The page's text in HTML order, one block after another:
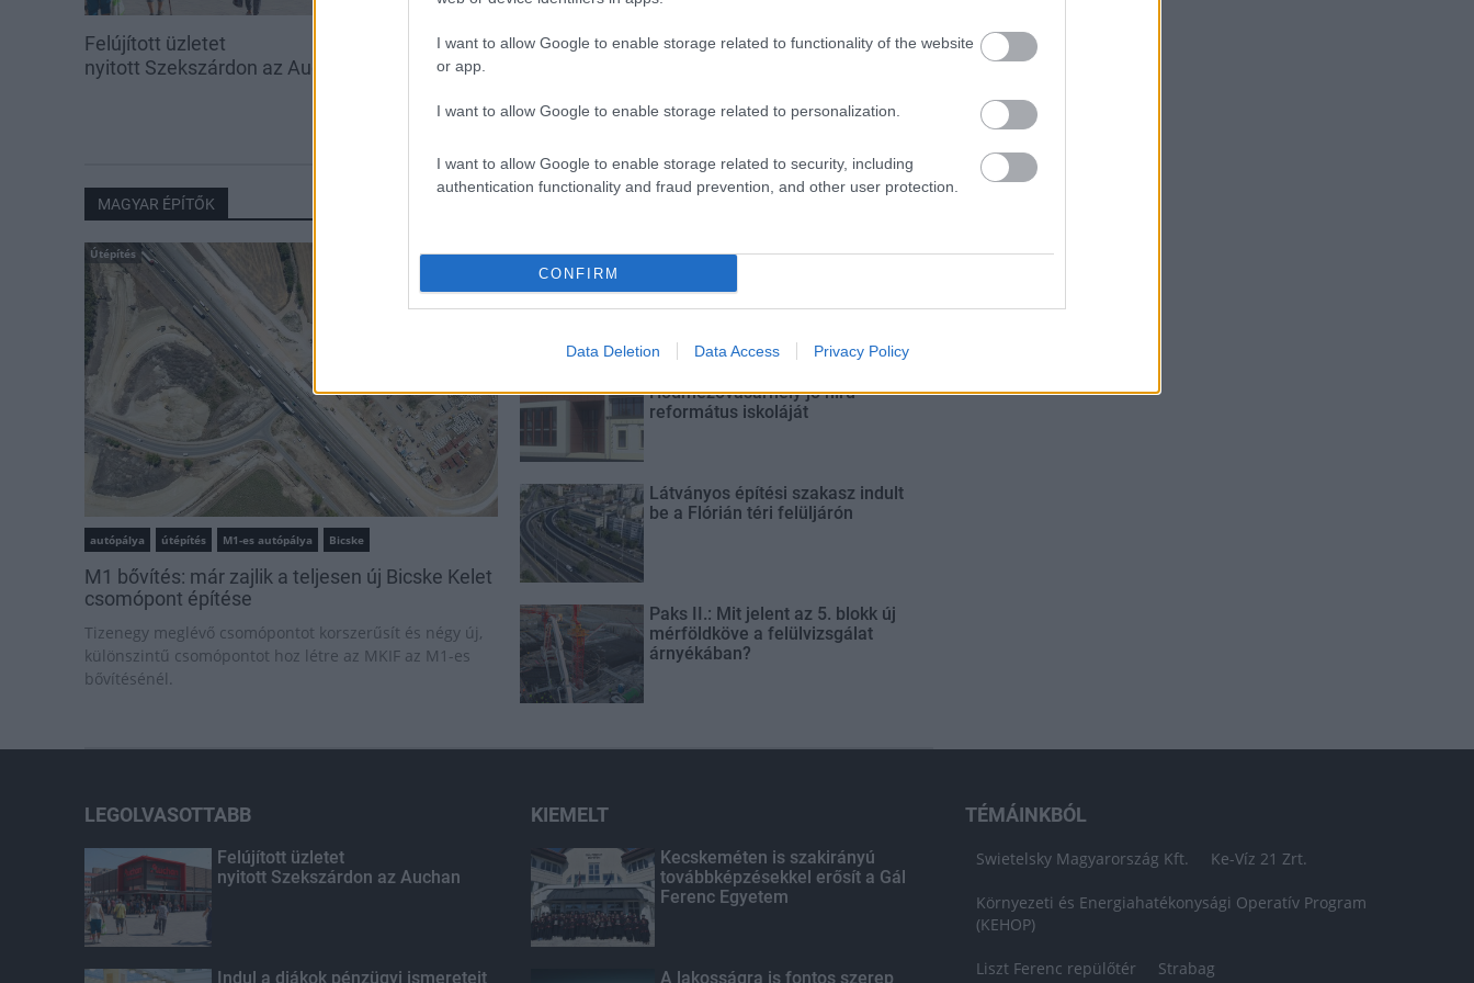
I want to allow Google to enable storage related to functionality of the website
or app.
I want to allow Google to enable storage related to personalization.
I want to allow Google to enable storage related to security, including
authentication functionality and fraud prevention, and other user protection.
CONFIRM
Data Deletion Data Access Privacy Policy
Felújított üzletet
nyitott Szekszárdon az Auchan
Energiaválság: az éjszakai
fordulat bizakodásra ad okot
Paks: hétfőn és talán még
MAGYAR ÉPÍTŐK
Útépítés
autópálya útépítés M1-es autópálya Bicske
M1 bővítés: már zajlik a teljesen új Bicske Kelet
csomópont építése
Tizenegy meglévő csomópontot korszerűsít és négy új,
különszintű csomópontot hoz létre az MKIF az M1-es
bővítésénél.
Új gyalogosátkelők és jelzőlámpás
Hódmezővásárhely jó hírű
református iskoláját
Látványos építési szakasz indult
be a Flórián téri felüljárón
Paks II.: Mit jelent az 5. blokk új
mérföldköve a felülvizsgálat
árnyékában?
LEGOLVASOTTABB
Felújított üzletet
nyitott Szekszárdon az Auchan
Indul a diákok pénzügyi ismereteit
KIEMELT
Kecskeméten is szakirányú
továbbképzésekkel erősít a Gál
Ferenc Egyetem
A lakosságra is fontos szerep
TÉMÁINKBÓL
Swietelsky Magyarország Kft. Ke-Víz 21 Zrt.
Környezeti és Energiahatékonysági Operatív Program
(KEHOP)
Liszt Ferenc repülőtér Strabag